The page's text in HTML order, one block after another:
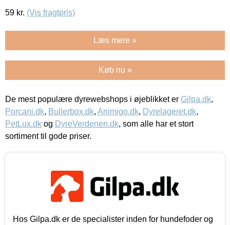
59 kr. (Vis fragtpris)
Læs mere »
Køb nu »
De mest populære dyrewebshops i øjeblikket er Gilpa.dk,
Porcani.dk, Bullerbox.dk, Animigo.dk, Dyrelageret.dk,
PetLux.dk og DyreVerdenen.dk, som alle har et stort
sortiment til gode priser.
Hos Gilpa.dk er de specialister inden for hundefoder og